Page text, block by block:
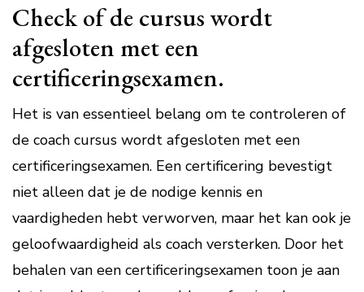
Check of de cursus wordt
afgesloten met een
certificeringsexamen.
Het is van essentieel belang om te controleren of
de coach cursus wordt afgesloten met een
certificeringsexamen. Een certificering bevestigt
niet alleen dat je de nodige kennis en
vaardigheden hebt verworven, maar het kan ook je
geloofwaardigheid als coach versterken. Door het
behalen van een certificeringsexamen toon je aan